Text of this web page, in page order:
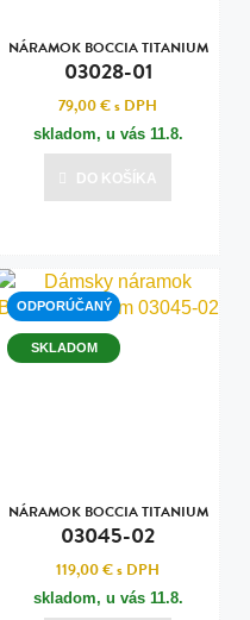
NÁRAMOK BOCCIA TITANIUM
03028-01
79,00 €s DPH
skladom, u vás 11.8.
DO KOŠÍKA
ODPORÚČANÝ
SKLADOM
NÁRAMOK BOCCIA TITANIUM
03045-02
119,00 €s DPH
skladom, u vás 11.8.